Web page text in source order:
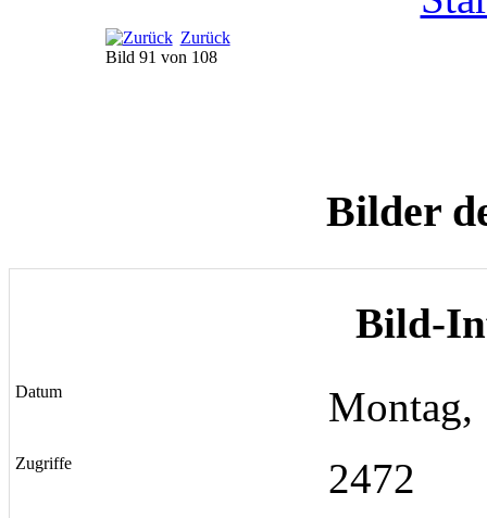
Zurück
Bild 91 von 108
Bilder
Bild-
Datum Montag,
Zugriffe 2472